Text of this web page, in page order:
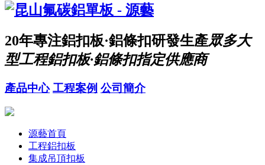
20年專注鋁扣板·鋁條扣研發生產眾多大
型工程鋁扣板·鋁條扣指定供應商
產品中心 工程案例 公司簡介
源藝首頁
工程鋁扣板
集成吊頂扣板